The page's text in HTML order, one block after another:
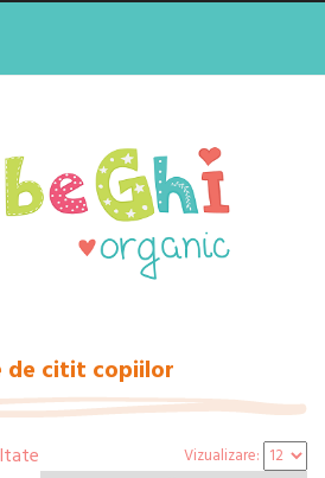
de citit copiilor
Vizualizare: